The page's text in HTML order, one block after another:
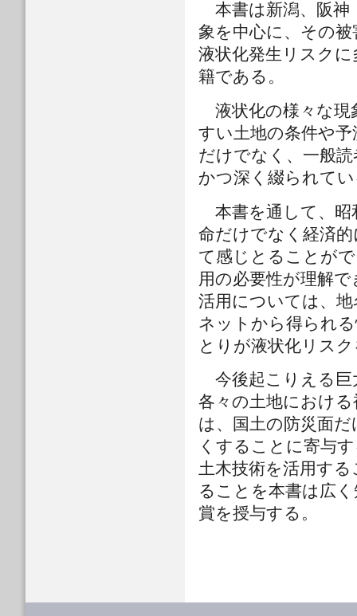
本書は新潟、阪神
象を中心に、その
液状化発生リスク
籍である。
液状化の様々な現
すい土地の条件や
だけでなく、一般
かつ深く綴られて
本書を通して、昭
命だけでなく経済
て感じとることが
用の必要性が理解
活用については、
ネットから得られ
とりが液状化リス
今後起こりえる巨
各々の土地におけ
は、国土の防災面
くすることに寄与
土木技術を活用す
ることを本書は広
賞を授与する。